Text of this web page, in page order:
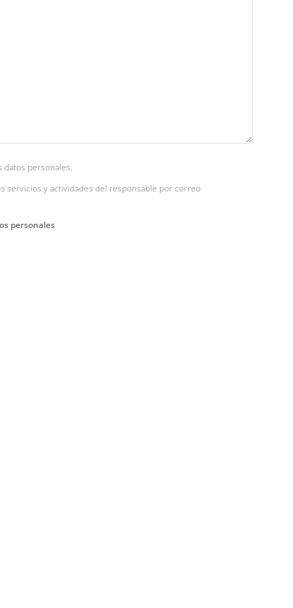
personales.
servicios y actividades del responsable por correo
personales